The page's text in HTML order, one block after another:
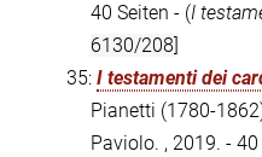
40 Seiten - (I
6130/208]
35: I testamenti dei
Pianetti (1780-
Paviolo. , 2019. -